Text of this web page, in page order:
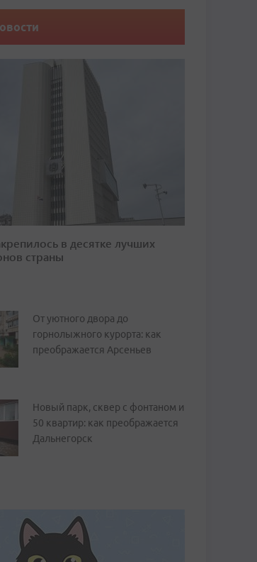
в десятке лучших
страны
От уютного двора до
горнолыжного курорта: как
преображается Арсеньев
Новый парк, сквер с фонтаном и
50 квартир: как преображается
Дальнегорск